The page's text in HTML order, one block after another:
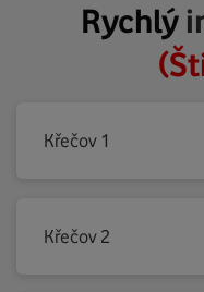
Rychlý
Křečov 1
Křečov 2